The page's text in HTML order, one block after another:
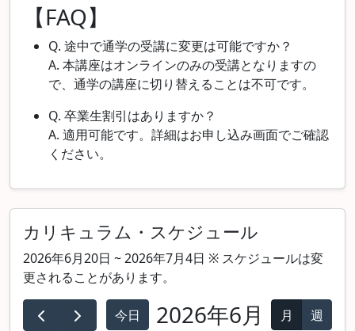
【FAQ】
Q. 途中で通学の受講に変更は可能ですか？
A. 本講座はオンラインのみの受講となりますの
で、通学の講座に切り替えることは不可です。
Q. 卒業生割引はありますか？
A. 適用可能です。詳細はお申し込み画面でご確認
ください。
カリキュラム・スケジュール
2026年6月20日 ~ 2026年7月4日 ※ スケジュールは変
更されることがあります。
今日 2026年6月 月 週